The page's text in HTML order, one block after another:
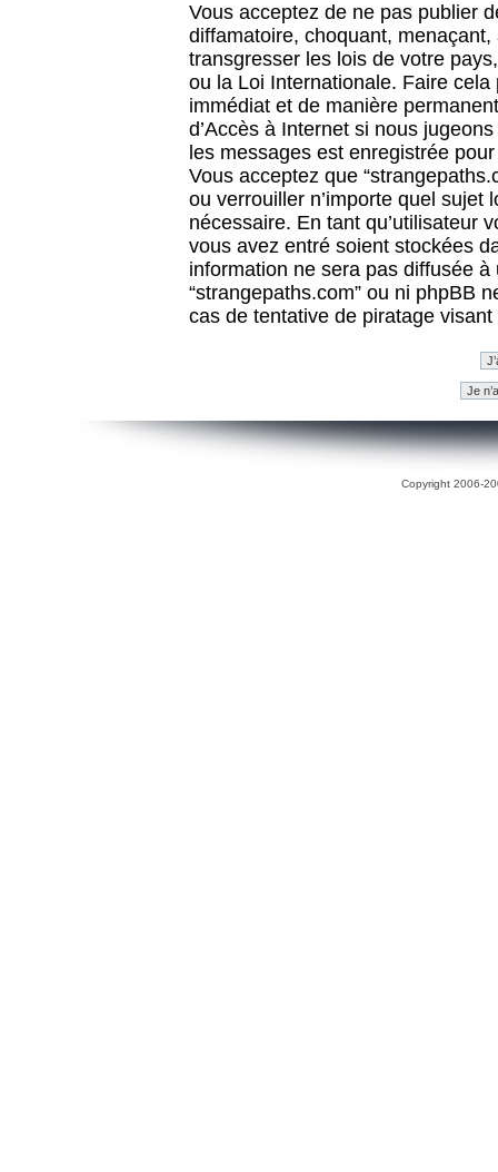
Vous acceptez de ne pas publier
diffamatoire, choquant,
transgresser les lois de votre
ou la Loi Internationale. Faire
immédiat et de manière
d’Accès à Internet si nous
les messages est enregistrée
Vous acceptez que
ou verrouiller n’importe quel sujet
nécessaire. En tant qu’utilisateur
vous avez entré soient stockées
information ne sera pas diffusée
“strangepaths.com” ou ni phpBB
cas de tentative de piratage
Copyright 2006-